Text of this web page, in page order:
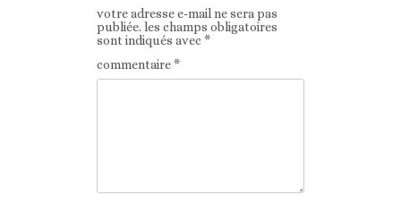
votre adresse e-mail ne sera pas
publiée. les champs obligatoires
sont indiqués avec*
commentaire*